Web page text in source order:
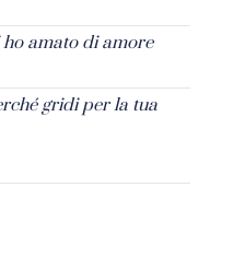
amato di amore
gridi per la tua